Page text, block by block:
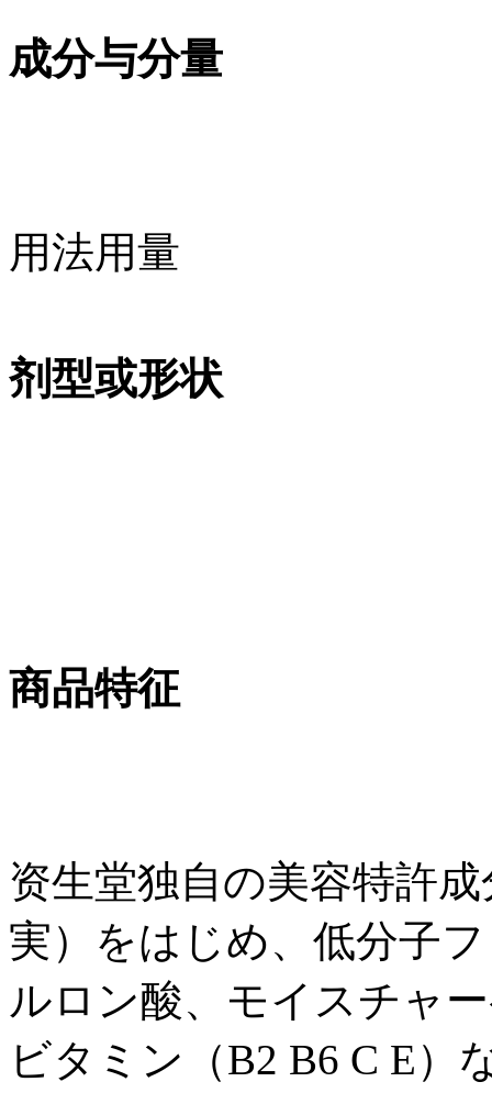
成分与分量
用法用量
剂型或形状
商品特征
资生堂独自の美容特許
実）をはじめ、低分子
ルロン酸、モイスチャ
ビタミン（B2 B6 C E